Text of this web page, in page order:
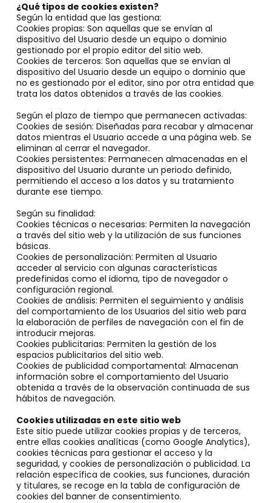
¿Qué tipos de cookies existen?
Según la entidad que las gestiona:
Cookies propias: Son aquellas que se envían al
dispositivo del Usuario desde un equipo o dominio
gestionado por el propio editor del sitio web.
Cookies de terceros: Son aquellas que se envían al
dispositivo del Usuario desde un equipo o dominio que
no es gestionado por el editor, sino por otra entidad que
trata los datos obtenidos a través de las cookies.
Según el plazo de tiempo que permanecen activadas:
Cookies de sesión: Diseñadas para recabar y almacenar
datos mientras el Usuario accede a una página web. Se
eliminan al cerrar el navegador.
Cookies persistentes: Permanecen almacenadas en el
dispositivo del Usuario durante un periodo definido,
permitiendo el acceso a los datos y su tratamiento
durante ese tiempo.
Según su finalidad:
Cookies técnicas o necesarias: Permiten la navegación
a través del sitio web y la utilización de sus funciones
básicas.
Cookies de personalización: Permiten al Usuario
acceder al servicio con algunas características
predefinidas como el idioma, tipo de navegador o
configuración regional.
Cookies de análisis: Permiten el seguimiento y análisis
del comportamiento de los Usuarios del sitio web para
la elaboración de perfiles de navegación con el fin de
introducir mejoras.
Cookies publicitarias: Permiten la gestión de los
espacios publicitarios del sitio web.
Cookies de publicidad comportamental: Almacenan
información sobre el comportamiento del Usuario
obtenida a través de la observación continuada de sus
hábitos de navegación.
Cookies utilizadas en este sitio web
Este sitio puede utilizar cookies propias y de terceros,
entre ellas cookies analíticas (como Google Analytics),
cookies técnicas para gestionar el acceso y la
seguridad, y cookies de personalización o publicidad. La
relación específica de cookies, sus funciones, duración
y titulares, se recoge en la tabla de configuración de
cookies del banner de consentimiento.